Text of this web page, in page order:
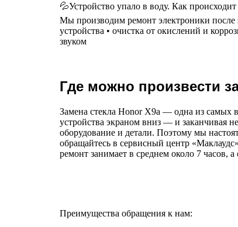
💦Устройство упало в воду. Как
Мы производим ремонт электроники после
устройства • очистка от окислений и
звуком
Где можно произвести
Замена стекла Honor X9a — одна из самых
устройства экраном вниз — и заканчивая
оборудование и детали. Поэтому мы
обращайтесь в сервисный центр
ремонт занимает в среднем около 7 часов,
Преимущества обращения к нам: